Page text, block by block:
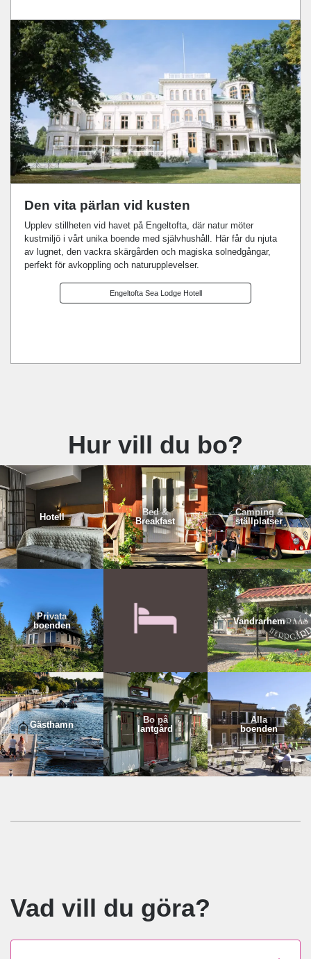
Den vita pärlan vid kusten
Upplev stillheten vid havet på Engeltofta, där natur möter
kustmiljö i vårt unika boende med självhushåll. Här får du njuta
av lugnet, den vackra skärgården och magiska solnedgångar,
perfekt för avkoppling och naturupplevelser.
Engeltofta Sea Lodge Hotell
Hur vill du bo?
Hotell
Bed &
Breakfast
Camping &
ställplatser
Privata
boenden
Vandrarhem
Gästhamn
Bo på
lantgård
Alla
boenden
Vad vill du göra?